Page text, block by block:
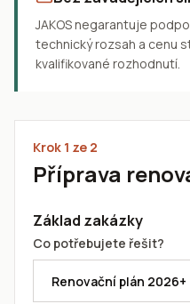
JAKOS negarantuje
technický rozsah a cenu
kvalifikované rozhodnutí.
Krok 1 ze 2
Příprava
Základ zakázky
Co potřebujete řešit?